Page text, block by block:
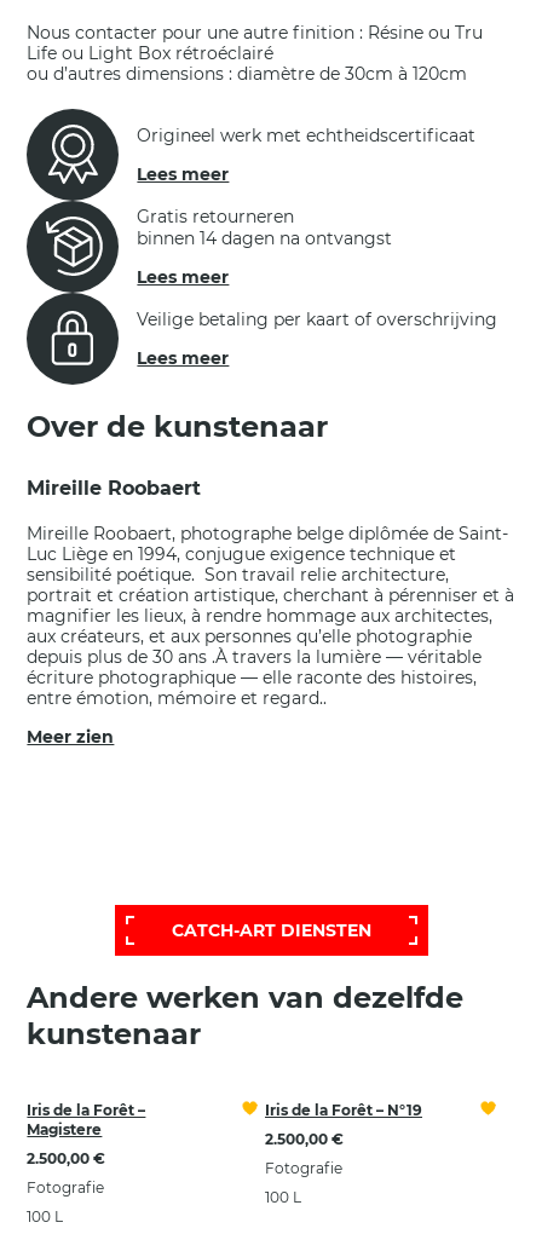
Nous contacter pour une autre finition : Résine ou Tru
Life ou Light Box rétroéclairé
ou d’autres dimensions : diamètre de 30cm à 120cm
Origineel werk met echtheidscertificaat
Lees meer
Gratis retourneren
binnen 14 dagen na ontvangst
Lees meer
Veilige betaling per kaart of overschrijving
Lees meer
Over de kunstenaar
Mireille Roobaert
Mireille Roobaert, photographe belge diplômée de Saint-
Luc Liège en 1994, conjugue exigence technique et
sensibilité poétique. Son travail relie architecture,
portrait et création artistique, cherchant à pérenniser et à
magnifier les lieux, à rendre hommage aux architectes,
aux créateurs, et aux personnes qu’elle photographie
depuis plus de 30 ans .À travers la lumière — véritable
écriture photographique — elle raconte des histoires,
entre émotion, mémoire et regard..
Meer zien
CATCH-ART DIENSTEN
Andere werken van dezelfde
kunstenaar
Iris de la Forêt –
Magistere
2.500,00 €
Fotografie
100 L
Iris de la Forêt – N°19
2.500,00 €
Fotografie
100 L